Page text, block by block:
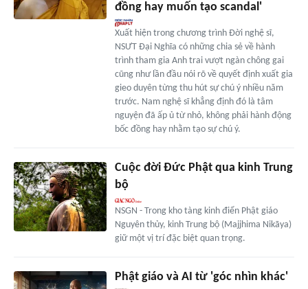
đồng hay muốn tạo scandal'
Xuất hiện trong chương trình Đời nghệ sĩ,
NSƯT Đại Nghĩa có những chia sẻ về hành
trình tham gia Anh trai vượt ngàn chông gai
cũng như lần đầu nói rõ về quyết định xuất gia
gieo duyên từng thu hút sự chú ý nhiều năm
trước. Nam nghệ sĩ khẳng định đó là tâm
nguyện đã ấp ủ từ nhỏ, không phải hành động
bốc đồng hay nhằm tạo sự chú ý.
Cuộc đời Đức Phật qua kinh Trung
bộ
NSGN - Trong kho tàng kinh điển Phật giáo
Nguyên thủy, kinh Trung bộ (Majjhima Nikāya)
giữ một vị trí đặc biệt quan trọng.
Phật giáo và AI từ 'góc nhìn khác'